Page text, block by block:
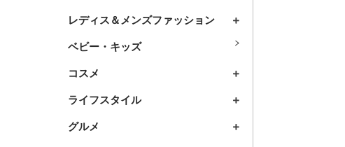
レディス＆メンズファッション
ベビー・キッズ
コスメ
ライフスタイル
グルメ